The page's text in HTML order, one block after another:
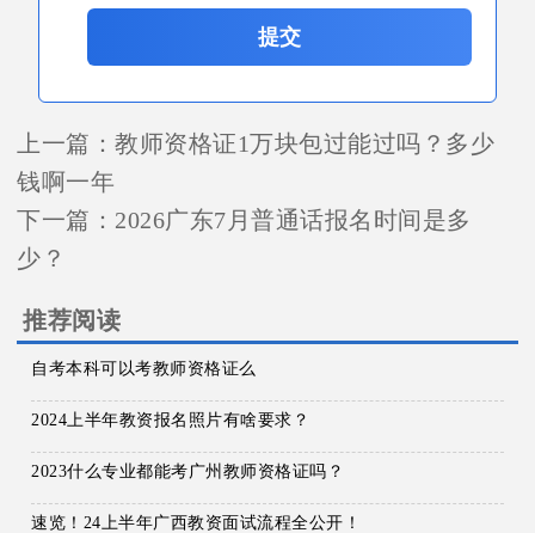
提交
上一篇：教师资格证1万块包过能过吗？多少
钱啊一年
下一篇： 2026广东7月普通话报名时间是多
少？
推荐阅读
自考本科可以考教师资格证么
2024上半年教资报名照片有啥要求？
2023什么专业都能考广州教师资格证吗？
速览！24上半年广西教资面试流程全公开！